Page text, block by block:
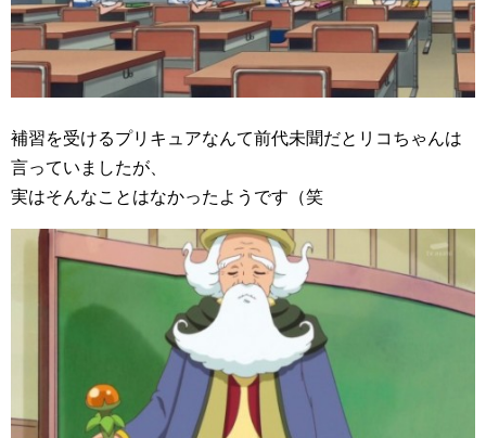
補習を受けるプリキュアなんて前代未聞だとリコちゃんは
言っていましたが、
実はそんなことはなかったようです（笑